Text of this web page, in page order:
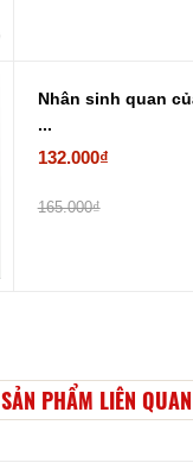
Nhân sinh quan
...
132.000₫
165.000₫
SẢN PHẨM LIÊN QUAN